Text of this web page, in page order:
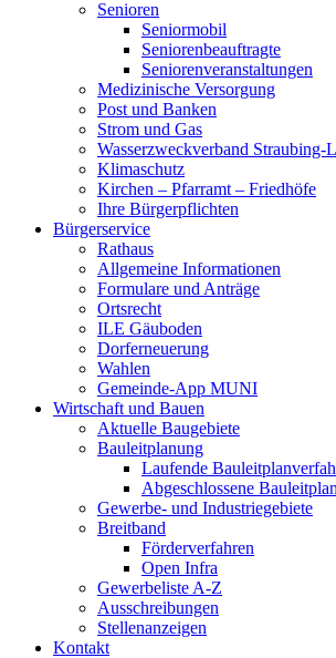
Senioren
Seniormobil
Seniorenbeauftragte
Seniorenveranstaltungen
Medizinische Versorgung
Post und Banken
Strom und Gas
Wasserzweckverband Straubing-
Klimaschutz
Kirchen – Pfarramt – Friedhöfe
Ihre Bürgerpflichten
Bürgerservice
Rathaus
Allgemeine Informationen
Formulare und Anträge
Ortsrecht
ILE Gäuboden
Dorferneuerung
Wahlen
Gemeinde-App MUNI
Wirtschaft und Bauen
Aktuelle Baugebiete
Bauleitplanung
Laufende
Abgeschlossene
Gewerbe- und Industriegebiete
Breitband
Förderverfahren
Open Infra
Gewerbeliste A-Z
Ausschreibungen
Stellenanzeigen
Kontakt